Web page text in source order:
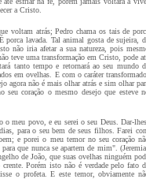
a Cristo.
voltam atrás; Pedro chama os tais de
porca lavada. Tal animal gosta de sujeira,
não iria afetar a sua natureza, pois
teve uma transformação em Cristo, pode
tanto tempo e retornará ao seu mundo
em ovelhas. E com o caráter
agora não é mais olhar atrás e sim olhar
coração o mesmo desejo que esteve
o meu povo, e eu serei o seu Deus. Dar-
para o seu bem de seus filhos. Farei
e porei o meu temor no seu coração
que nunca se apartem de mim".
de João, que suas ovelhas ninguém
Porém isto não é verdade pelo fato
o profeta. E este temor, obviamente